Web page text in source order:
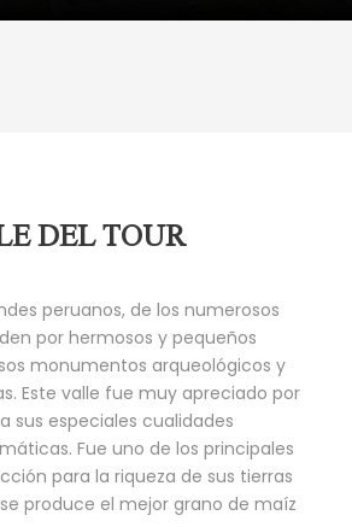
DEL TOUR
peruanos, de los numerosos
por hermosos y pequeños
monumentos arqueológicos y
Este valle fue muy apreciado por
sus especiales cualidades
Fue uno de los principales
para la riqueza de sus tierras
produce el mejor grano de maíz